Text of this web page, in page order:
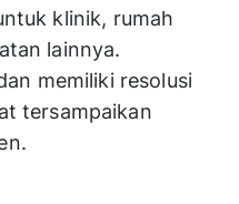
klinik, rumah
lainnya.
memiliki resolusi
tersampaikan